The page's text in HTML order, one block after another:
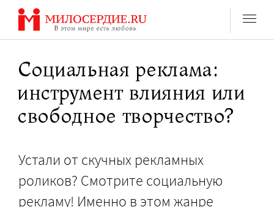
Перейти
содержанию
Социальная реклама:
инструмент влияния или
свободное творчество?
Устали от скучных рекламных
роликов? Смотрите социальную
рекламу! Именно в этом жанре